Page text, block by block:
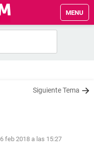
MENU
Siguiente Tema
6 feb 2018 a las 15:27